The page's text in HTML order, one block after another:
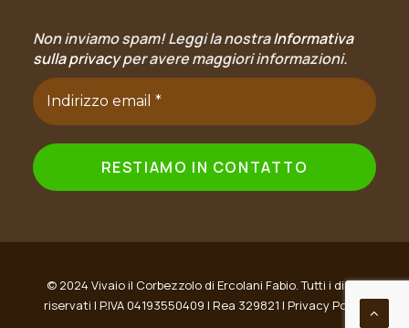
Non inviamo spam! Leggi la nostraInformativa
sulla privacyper avere maggiori informazioni.
© 2024 Vivaio il Corbezzolo di Ercolani Fabio. Tutti i diritti
riservati | P.IVA 04193550409 | Rea 329821 | Privacy Policy